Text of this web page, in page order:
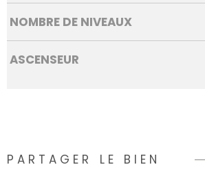
NOMBRE DE NIVEAUX
ASCENSEUR
PARTAGER LE BIEN